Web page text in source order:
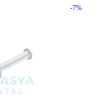
-7%